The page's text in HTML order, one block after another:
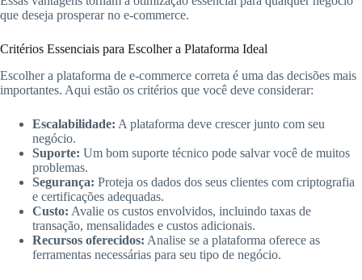
que deseja prosperar no e-commerce.
Critérios Essenciais para Escolher a Plataforma Ideal
Escolher a plataforma de e-commerce correta é uma das decisões mais
importantes. Aqui estão os critérios que você deve considerar:
Escalabilidade: A plataforma deve crescer junto com seu
negócio.
Suporte: Um bom suporte técnico pode salvar você de muitos
problemas.
Segurança: Proteja os dados dos seus clientes com criptografia
e certificações adequadas.
Custo: Avalie os custos envolvidos, incluindo taxas de
transação, mensalidades e custos adicionais.
Recursos oferecidos: Analise se a plataforma oferece as
ferramentas necessárias para seu tipo de negócio.